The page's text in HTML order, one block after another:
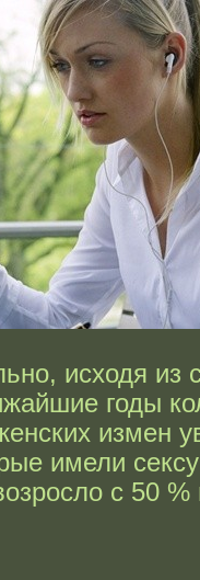
исходя из
годы
измен
имели
с 50 %